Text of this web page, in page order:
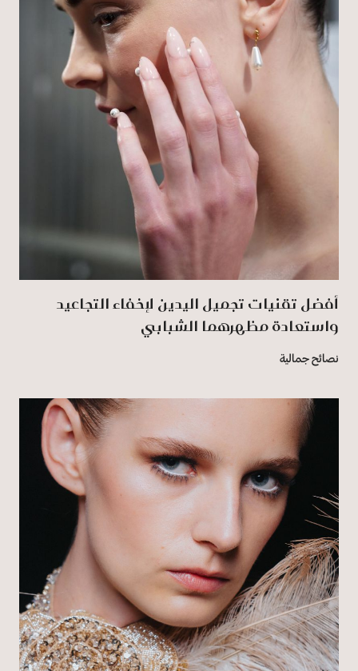
أفضل تقنيات تجميل اليدين لإخفاء التجاعيد
واستعادة مظهرهما الشبابي
نصائح جمالية